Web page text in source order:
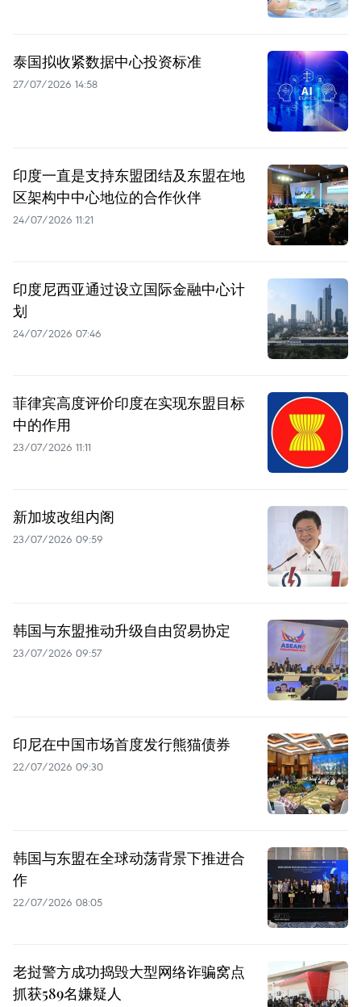
泰国拟收紧数据中心投资标准
27/07/2026 14:58
印度一直是支持东盟团结及东盟在地
区架构中中心地位的合作伙伴
24/07/2026 11:21
印度尼西亚通过设立国际金融中心计
划
24/07/2026 07:46
菲律宾高度评价印度在实现东盟目标
中的作用
23/07/2026 11:11
新加坡改组内阁
23/07/2026 09:59
韩国与东盟推动升级自由贸易协定
23/07/2026 09:57
印尼在中国市场首度发行熊猫债券
22/07/2026 09:30
韩国与东盟在全球动荡背景下推进合
作
22/07/2026 08:05
老挝警方成功捣毁大型网络诈骗窝点
抓获589名嫌疑人